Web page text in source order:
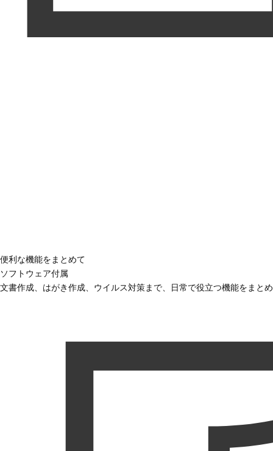
便利な機能をまとめて
ソフトウェア付属
文書作成、はがき作成、ウイルス対策まで、日常で役立つ機能をまと